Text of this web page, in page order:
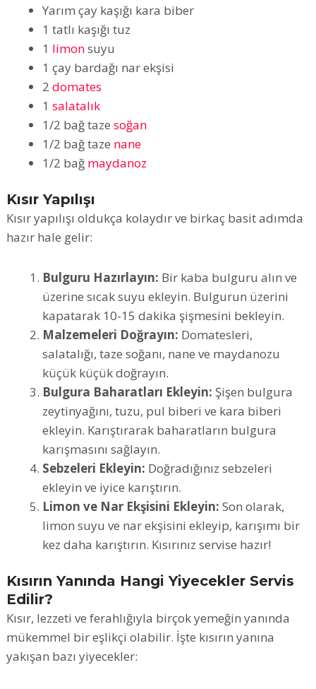
Yarım çay kaşığı kara biber
1 tatlı kaşığı tuz
1 limonsuyu
1 çay bardağı nar ekşisi
2domates
1salatalık
1/2 bağ tazesoğan
1/2 bağ taze nane
1/2 bağ maydanoz
Kısır Yapılışı
Kısır yapılışı oldukça kolaydır ve birkaç basit adımda
hazır hale gelir:
Bulguru Hazırlayın: Bir kaba bulguru alın ve
üzerine sıcak suyu ekleyin. Bulgurun üzerini
kapatarak 10-15 dakika şişmesini bekleyin.
Malzemeleri Doğrayın: Domatesleri,
salatalığı, taze soğanı, nane ve maydanozu
küçük küçük doğrayın.
Bulgura Baharatları Ekleyin: Şişen bulgura
zeytinyağını, tuzu, pul biberi ve kara biberi
ekleyin. Karıştırarak baharatların bulgura
karışmasını sağlayın.
Sebzeleri Ekleyin: Doğradığınız sebzeleri
ekleyin ve iyice karıştırın.
Limon ve Nar Ekşisini Ekleyin: Son olarak,
limon suyu ve nar ekşisini ekleyip, karışımı bir
kez daha karıştırın. Kısırınız servise hazır!
Kısırın Yanında Hangi Yiyecekler Servis
Edilir?
Kısır, lezzeti ve ferahlığıyla birçok yemeğin yanında
mükemmel bir eşlikçi olabilir. İşte kısırın yanına
yakışan bazı yiyecekler: